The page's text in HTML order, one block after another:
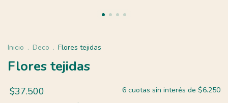
Inicio . Deco . Flores tejidas
Flores tejidas
$37.500 6 cuotas sin interés de $6.250